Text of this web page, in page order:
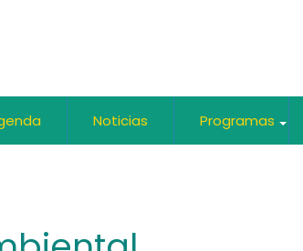
Noticias +
Programas